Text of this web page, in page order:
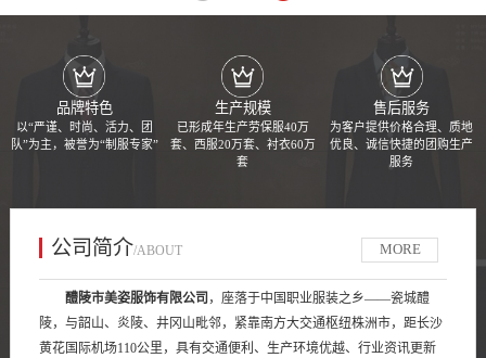
品牌特色
以“严谨、时尚、活力、团
队”为主，被誉为“制服专家”
生产规模
已形成年生产劳保服40万
套、西服20万套、衬衣60万
套
售后服务
为客户提供价格合理、质地
优良、诚信快捷的团购生产
服务
公司简介/ABOUT MORE
醴陵市美姿服饰有限公司 ，座落于中国职业服装之乡——瓷城醴
陵，与韶山、炎陵、井冈山毗邻，紧靠南方大交通枢纽株洲市，距长沙
黄花国际机场110公里，具有交通便利、生产环境优越、行业资讯更新